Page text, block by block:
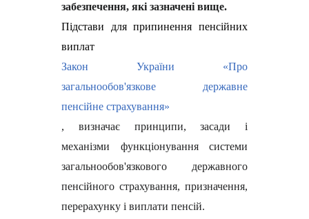
забезпечення, які зазначені вище.
Підстави для припинення пенсійних
виплат
Закон України «Про
загальнообов'язкове державне
пенсійне страхування»
, визначає принципи, засади і
механізми функціонування системи
загальнообов'язкового державного
пенсійного страхування, призначення,
перерахунку і виплати пенсій.